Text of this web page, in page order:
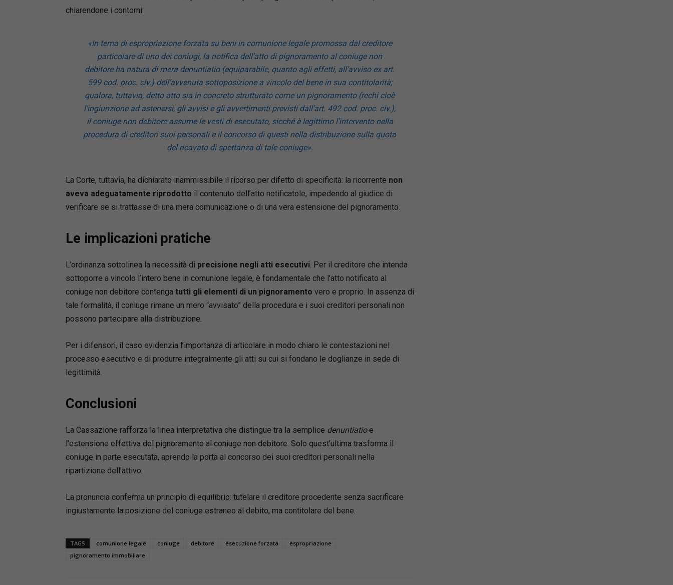
chiarendone i contorni:
«In tema di espropriazione forzata su beni in comunione legale promossa dal creditore
particolare di uno dei coniugi, la notifica dell’atto di pignoramento al coniuge non
debitore ha natura di mera denuntiatio (equiparabile, quanto agli effetti, all’avviso ex art.
599 cod. proc. civ.) dell’avvenuta sottoposizione a vincolo del bene in sua contitolarità;
qualora, tuttavia, detto atto sia in concreto strutturato come un pignoramento (rechi cioè
l’ingiunzione ad astenersi, gli avvisi e gli avvertimenti previsti dall’art. 492 cod. proc. civ.),
il coniuge non debitore assume le vesti di esecutato, sicché è legittimo l’intervento nella
procedura di creditori suoi personali e il concorso di questi nella distribuzione sulla quota
del ricavato di spettanza di tale coniuge».
La Corte, tuttavia, ha dichiarato inammissibile il ricorso per difetto di specificità: la ricorrente non
aveva adeguatamente riprodotto il contenuto dell’atto notificatole, impedendo al giudice di
verificare se si trattasse di una mera comunicazione o di una vera estensione del pignoramento.
Le implicazioni pratiche
L’ordinanza sottolinea la necessità di precisione negli atti esecutivi. Per il creditore che intenda
sottoporre a vincolo l’intero bene in comunione legale, è fondamentale che l’atto notificato al
coniuge non debitore contenga tutti gli elementi di un pignoramento vero e proprio. In assenza di
tale formalità, il coniuge rimane un mero “avvisato” della procedura e i suoi creditori personali non
possono partecipare alla distribuzione.
Per i difensori, il caso evidenzia l’importanza di articolare in modo chiaro le contestazioni nel
processo esecutivo e di produrre integralmente gli atti su cui si fondano le doglianze in sede di
legittimità.
Conclusioni
La Cassazione rafforza la linea interpretativa che distingue tra la semplice denuntiatioe
l’estensione effettiva del pignoramento al coniuge non debitore. Solo quest’ultima trasforma il
coniuge in parte esecutata, aprendo la porta al concorso dei suoi creditori personali nella
ripartizione dell’attivo.
La pronuncia conferma un principio di equilibrio: tutelare il creditore procedente senza sacrificare
ingiustamente la posizione del coniuge estraneo al debito, ma contitolare del bene.
TAGS comunione legale coniuge debitore esecuzione forzata
espropriazione
pignoramento immobiliare